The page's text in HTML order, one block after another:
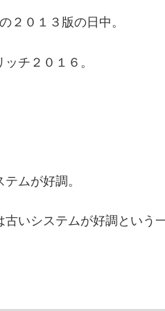
２０１３版の日中。
チ２０１６。
ムが好調。
いシステムが好調という